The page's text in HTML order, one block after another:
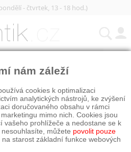
- čtvrtek, 13 - 18 hod.)
nám záleží
cookies k optimalizaci
analytických nástrojů, ke zvýšení
doručovaného obsahu v rámci
mimo nich. Cookies jsou
vašeho prohlížeče a nedostane se k
můžete povolit pouze
starost základní funkce webových